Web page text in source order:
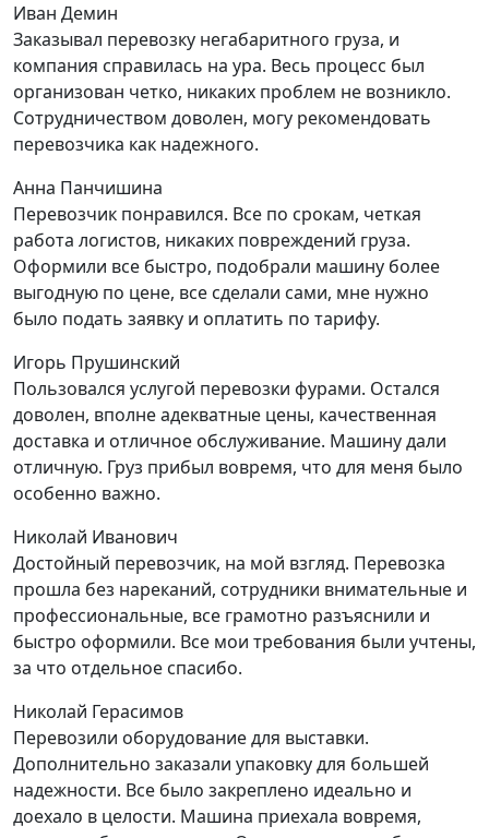
Иван Демин
Заказывал перевозку негабаритного груза, и
компания справилась на ура. Весь процесс был
организован четко, никаких проблем не возникло.
Сотрудничеством доволен, могу рекомендовать
перевозчика как надежного.
Анна Панчишина
Перевозчик понравился. Все по срокам, четкая
работа логистов, никаких повреждений груза.
Оформили все быстро, подобрали машину более
выгодную по цене, все сделали сами, мне нужно
было подать заявку и оплатить по тарифу.
Игорь Прушинский
Пользовался услугой перевозки фурами. Остался
доволен, вполне адекватные цены, качественная
доставка и отличное обслуживание. Машину дали
отличную. Груз прибыл вовремя, что для меня было
особенно важно.
Николай Иванович
Достойный перевозчик, на мой взгляд. Перевозка
прошла без нареканий, сотрудники внимательные и
профессиональные, все грамотно разъяснили и
быстро оформили. Все мои требования были учтены,
за что отдельное спасибо.
Николай Герасимов
Перевозили оборудование для выставки.
Дополнительно заказали упаковку для большей
надежности. Все было закреплено идеально и
доехало в целости. Машина приехала вовремя,